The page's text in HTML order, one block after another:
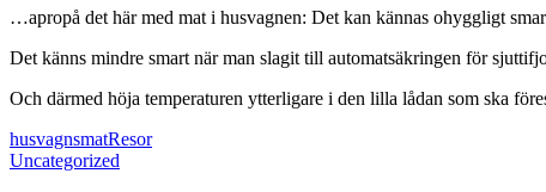
…apropå det här med mat i husvagnen: Det kan kännas ohyggligt
Det känns mindre smart när man slagit till automatsäkringen för
Och därmed höja temperaturen ytterligare i den lilla lådan som ska
husvagnsmatResor
Uncategorized